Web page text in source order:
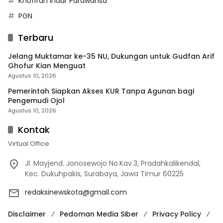
PGN
Terbaru
Jelang Muktamar ke-35 NU, Dukungan untuk Gudfan Arif
Ghofur Kian Menguat
Agustus 10, 2026
Pemerintah Siapkan Akses KUR Tanpa Agunan bagi
Pengemudi Ojol
Agustus 10, 2026
Kontak
Virtual Office
Jl. Mayjend. Jonosewojo No.Kav.3, Pradahkalikendal,
Kec. Dukuhpakis, Surabaya, Jawa Timur 60225
redaksinewskota@gmail.com
Disclaimer Pedoman Media Siber
Privacy Policy